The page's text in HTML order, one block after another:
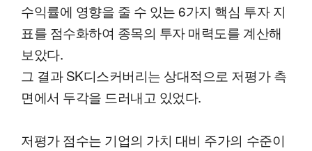
수익률에 영향을 줄 수 있는 6가지 핵심 투자 지
표를 점수화하여 종목의 투자 매력도를 계산해
보았다.
그 결과 SK디스커버리는 상대적으로 저평가 측
면에서 두각을 드러내고 있었다.
저평가 점수는 기업의 가치 대비 주가의 수준이